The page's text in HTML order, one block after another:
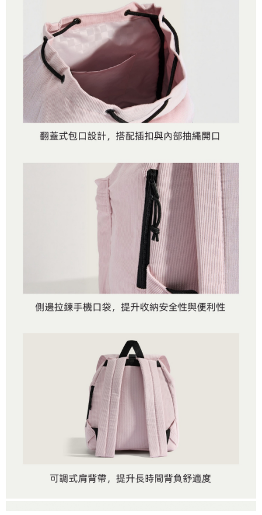
「AFTEE先享後付」，若未經同意申辦者引起之損失，本公司不負相關責
４．使用「AFTEE先享後付」時，將依據個別帳號之用戶狀況，依本公司即
時審查核予不同之上限額度；若仍有額度不足之情形，本公司將視審查結果
請求用戶進行身份認證。
５．嚴禁一人註冊多個帳號或使用他人資訊註冊。若發現惡意使用之情形，
恩沛科技股份有限公司將有權停止該用戶之使用額度並採取法律行動。